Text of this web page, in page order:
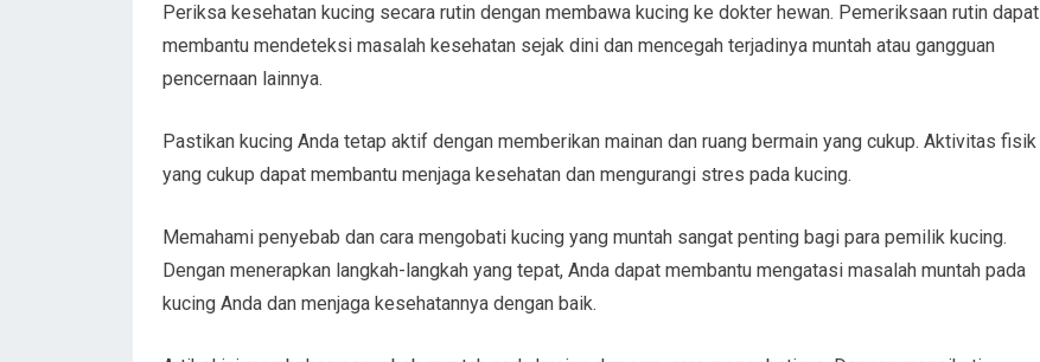
Periksa kesehatan kucing secara rutin dengan membawa kucing ke dokter hewan. Pemeriksaan rutin dapat
membantu mendeteksi masalah kesehatan sejak dini dan mencegah terjadinya muntah atau gangguan
pencernaan lainnya.
Pastikan kucing Anda tetap aktif dengan memberikan mainan dan ruang bermain yang cukup. Aktivitas fisik
yang cukup dapat membantu menjaga kesehatan dan mengurangi stres pada kucing.
Memahami penyebab dan cara mengobati kucing yang muntah sangat penting bagi para pemilik kucing.
Dengan menerapkan langkah-langkah yang tepat, Anda dapat membantu mengatasi masalah muntah pada
kucing Anda dan menjaga kesehatannya dengan baik.